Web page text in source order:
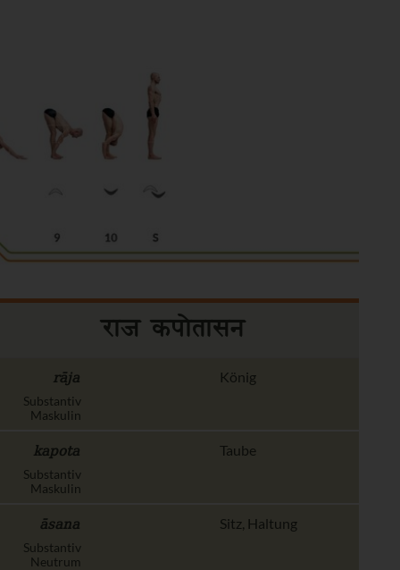
राज कपोतासन
rāja
Substantiv
Maskulin
König
kapota
Substantiv
Maskulin
Taube
āsana
Substantiv
Neutrum
Sitz, Haltung